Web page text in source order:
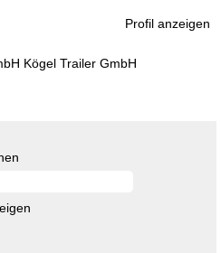
Profil anzeigen
Kögel Trailer GmbH